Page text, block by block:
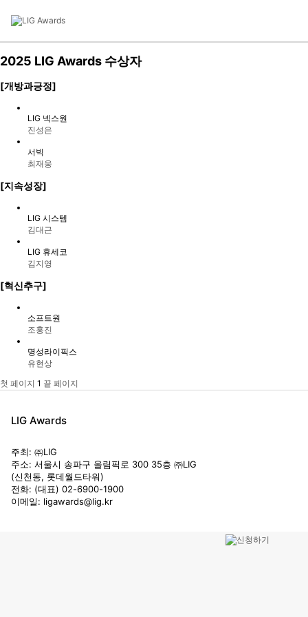
2025 LIG Awards 수상자
[개방과긍정]
LIG 넥스원
진성은
서빅
최재웅
[지속성장]
LIG 시스템
김대근
LIG 휴세코
김지영
[혁신추구]
소프트원
조홍진
명성라이픽스
유현상
첫 페이지 1 끝 페이지
LIG Awards
주최: ㈜LIG
주소: 서울시 송파구 올림픽로 300 35층 ㈜LIG
(신천동, 롯데월드타워)
전화: (대표) 02-6900-1900
이메일: ligawards@lig.kr
LIG Awards 소개
2025 LIG Awards
LIG 가치체계
신청하기
수상후보
공지사항
명예의 전당
1:1 문의하기